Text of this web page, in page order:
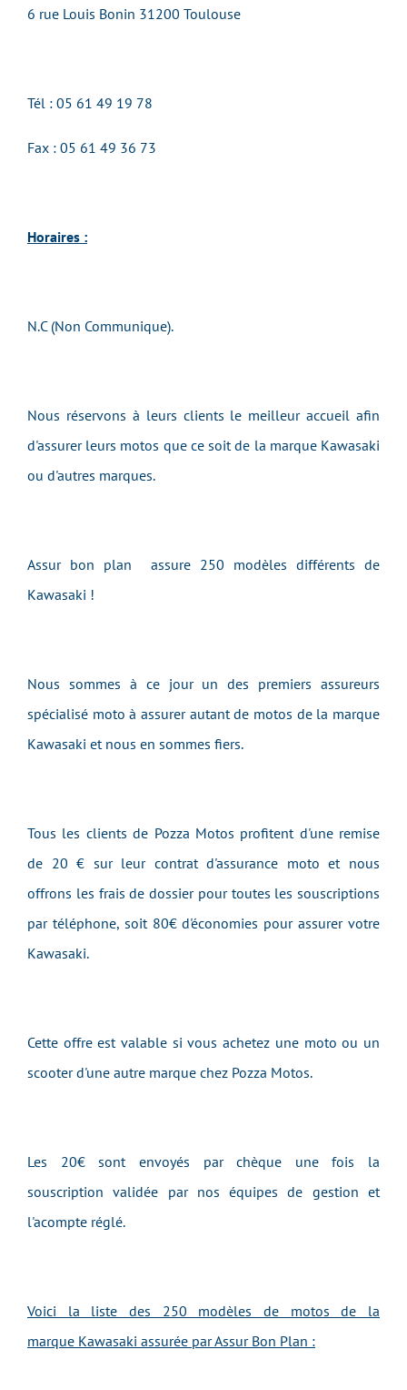
6 rue Louis Bonin 31200 Toulouse
Tél : 05 61 49 19 78
Fax : 05 61 49 36 73
Horaires :
N.C (Non Communique).
Nous réservons à leurs clients le meilleur accueil afin
d'assurer leurs motos que ce soit de la marque Kawasaki
ou d'autres marques.
Assur bon plan assure 250 modèles différents de
Kawasaki !
Nous sommes à ce jour un des premiers assureurs
spécialisé moto à assurer autant de motos de la marque
Kawasaki et nous en sommes fiers.
Tous les clients de Pozza Motos profitent d'une remise
de 20 € sur leur contrat d'assurance moto et nous
offrons les frais de dossier pour toutes les souscriptions
par téléphone, soit 80€ d'économies pour assurer votre
Kawasaki.
Cette offre est valable si vous achetez une moto ou un
scooter d'une autre marque chez Pozza Motos.
Les 20€ sont envoyés par chèque une fois la
souscription validée par nos équipes de gestion et
l'acompte réglé.
Voici la liste des 250 modèles de motos de la
marque Kawasaki assurée par Assur Bon Plan :